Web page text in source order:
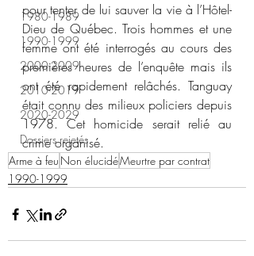
1980-1989
1990-1999
2000-2009
2010-2019
2020-2029
Dossiers rejetés
pour tenter de lui sauver la vie à l’Hôtel-
Dieu de Québec. Trois hommes et une
femme ont été interrogés au cours des
premières heures de l’enquête mais ils
ont été rapidement relâchés. Tanguay
était connu des milieux policiers depuis
1978. Cet homicide serait relié au
crime organisé.
Arme à feu Non élucidéMeurtre par contrat
1990-1999